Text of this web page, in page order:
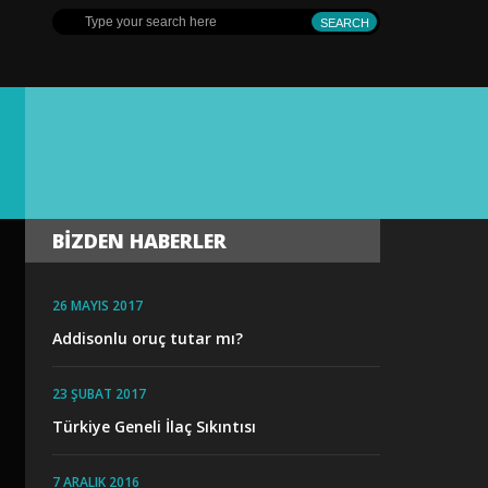
BIZDEN HABERLER
26 MAYIS 2017
Addisonlu oruç tutar mı?
23 ŞUBAT 2017
Türkiye Geneli İlaç Sıkıntısı
7 ARALIK 2016